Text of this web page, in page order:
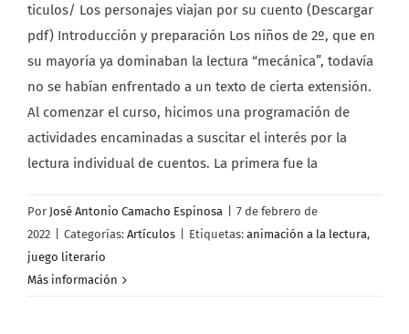
ticulos/ Los personajes viajan por su cuento (Descargar
pdf) Introducción y preparación Los niños de 2º, que en
su mayoría ya dominaban la lectura “mecánica”, todavía
no se habían enfrentado a un texto de cierta extensión.
Al comenzar el curso, hicimos una programación de
actividades encaminadas a suscitar el interés por la
lectura individual de cuentos. La primera fue la
Por José Antonio Camacho Espinosa
7 de febrero de
2022
Categorías: Artículos Etiquetas: animación a la lectura,
juego literario
Más información